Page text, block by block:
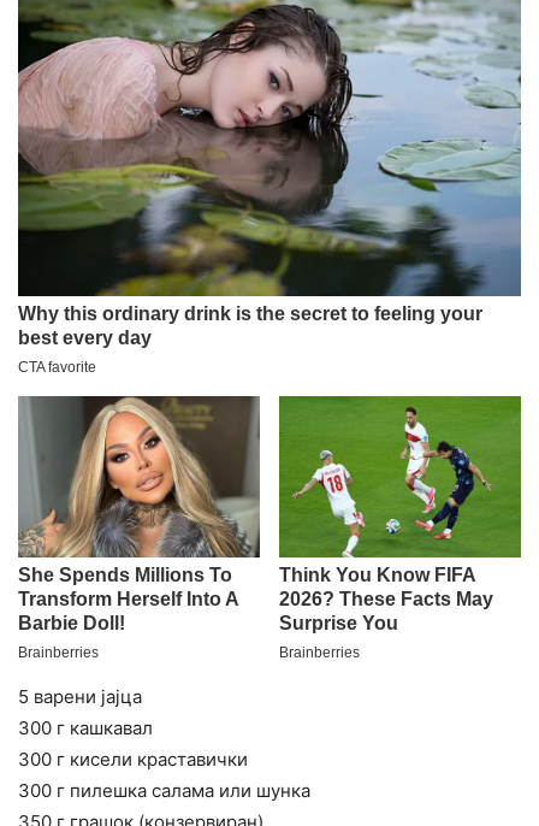
5 варени јајца
300 г кашкавал
300 г кисели краставички
300 г пилешка салама или шунка
350 г грашок (конзервиран)